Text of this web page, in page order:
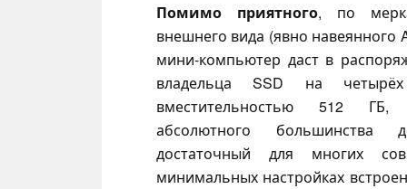
Помимо приятного, по
внешнего вида (явно навеянного
мини-компьютер даст в
владельца SSD на
вместительностью 512 ГБ,
абсолютного
достаточный для многих
минимальных настройках